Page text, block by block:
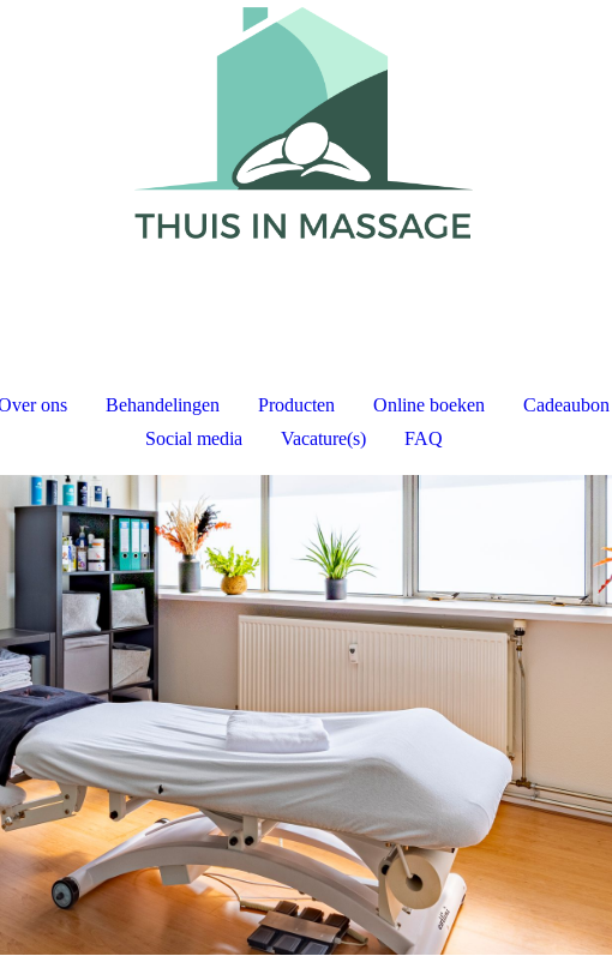
ons Behandelingen Producten Online boeken Cadeaubon
Social media
Vacature(s) FAQ